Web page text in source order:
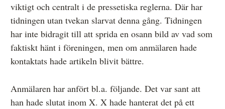
viktigt och centralt i de pressetiska reglerna. Där har
tidningen utan tvekan slarvat denna gång. Tidningen
har inte bidragit till att sprida en osann bild av vad som
faktiskt hänt i föreningen, men om anmälaren hade
kontaktats hade artikeln blivit bättre.
Anmälaren har anfört bl.a. följande. Det var sant att
han hade slutat inom X. X hade hanterat det på ett